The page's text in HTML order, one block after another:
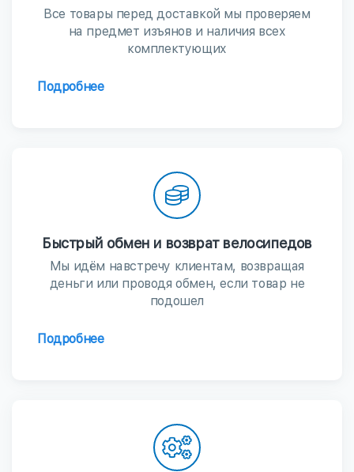
Все товары перед доставкой мы проверяем
на предмет изъянов и наличия всех
комплектующих
Подробнее
Быстрый обмен и возврат велосипедов
Мы идём навстречу клиентам, возвращая
деньги или проводя обмен, если товар не
подошел
Подробнее